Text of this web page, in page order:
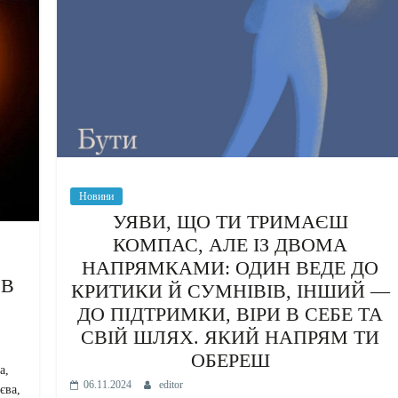
Новини
УЯВИ, ЩО ТИ ТРИМАЄШ
КОМПАС, АЛЕ ІЗ ДВОМА
НАПРЯМКАМИ: ОДИН ВЕДЕ ДО
КРИТИКИ Й СУМНІВІВ, ІНШИЙ —
ДО ПІДТРИМКИ, ВІРИ В СЕБЕ ТА
СВІЙ ШЛЯХ. ЯКИЙ НАПРЯМ ТИ
ОБЕРЕШ
06.11.2024 editor